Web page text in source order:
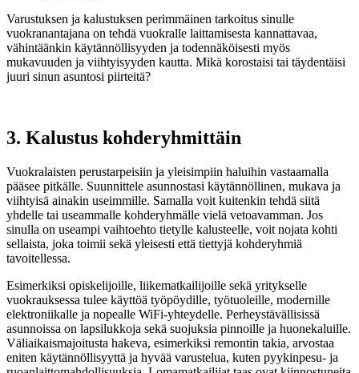
Varustuksen ja kalustuksen perimmäinen tarkoitus sinulle
vuokranantajana on tehdä vuokralle laittamisesta kannattavaa,
vähintäänkin käytännöllisyyden ja todennäköisesti myös
mukavuuden ja viihtyisyyden kautta. Mikä korostaisi tai täydentäisi
juuri sinun asuntosi piirteitä?
3. Kalustus kohderyhmittäin
Vuokralaisten perustarpeisiin ja yleisimpiin haluihin vastaamalla
pääsee pitkälle. Suunnittele asunnostasi käytännöllinen, mukava ja
viihtyisä ainakin useimmille. Samalla voit kuitenkin tehdä siitä
yhdelle tai useammalle kohderyhmälle vielä vetoavamman. Jos
sinulla on useampi vaihtoehto tietylle kalusteelle, voit nojata kohti
sellaista, joka toimii sekä yleisesti että tiettyjä kohderyhmiä
tavoitellessa.
Esimerkiksi opiskelijoille, liikematkailijoille sekä yritykselle
vuokrauksessa tulee käyttöä työpöydille, työtuoleille, modernille
elektroniikalle ja nopealle WiFi-yhteydelle. Perheystävällisissä
asunnoissa on lapsilukkoja sekä suojuksia pinnoille ja huonekaluille.
Väliaikaismajoitusta hakeva, esimerkiksi remontin takia, arvostaa
eniten käytännöllisyyttä ja hyvää varustelua, kuten pyykinpesu- ja